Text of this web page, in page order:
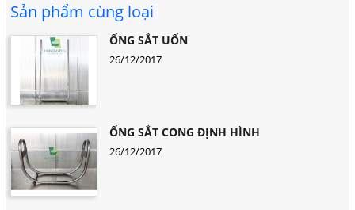
Sản phẩm cùng loại
ỐNG SẮT UỐN
26/12/2017
ỐNG SẮT CONG ĐỊNH HÌNH
26/12/2017